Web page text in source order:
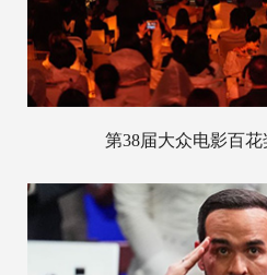
第38届大众电影百